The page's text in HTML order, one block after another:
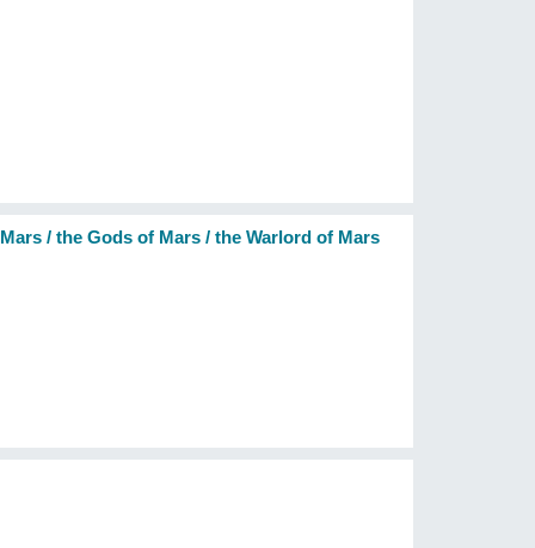
/ the Gods of Mars / the Warlord of Mars